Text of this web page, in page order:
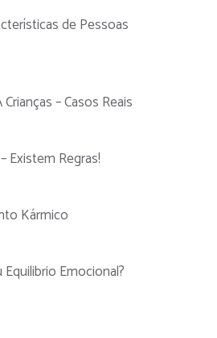
de Pessoas
– Casos Reais
Existem Regras!
Kármico
Emocional?